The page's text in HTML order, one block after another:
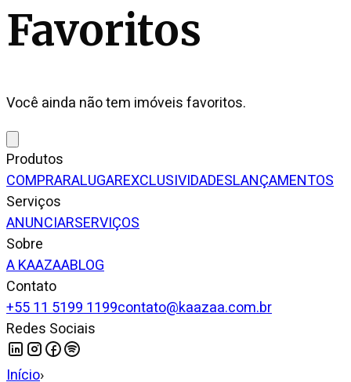
Favoritos
Você ainda não tem imóveis favoritos.
Produtos
COMPRARALUGAREXCLUSIVIDADESLANÇAMENTOS
Serviços
ANUNCIARSERVIÇOS
Sobre
A KAAZAABLOG
Contato
+55 11 5199 1199contato@kaazaa.com.br
Redes Sociais
Início›